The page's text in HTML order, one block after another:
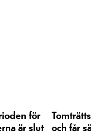
för
är slut
och får